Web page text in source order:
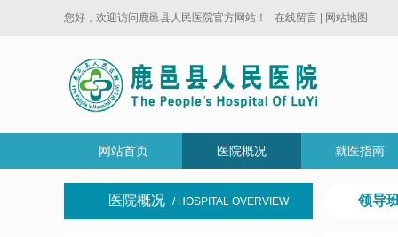
您好，欢迎访问鹿邑县人民医院官方网站！ 在线留言 网站地图
网站首页 医院概况 就医指南
医院概况 / HOSPITAL OVERVIEW 领导